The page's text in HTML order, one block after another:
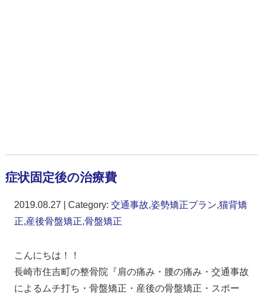
症状固定後の治療費
2019.08.27 | Category: 交通事故,姿勢矯正プラン,猫背矯
正,産後骨盤矯正,骨盤矯正
こんにちは！！
長崎市住吉町の整骨院『肩の痛み・腰の痛み・交通事故
によるムチ打ち・骨盤矯正・産後の骨盤矯正・スポー